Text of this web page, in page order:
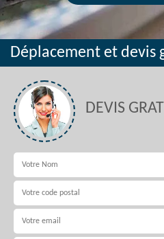
Déplacement et devis
DEVIS